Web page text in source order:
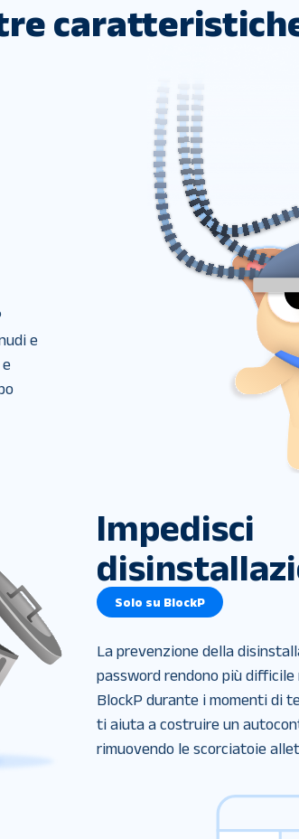
e
Impedisci
Solo su BlockP
La prevenzione della
password rendono più
BlockP durante i momenti di
ti aiuta a costruire un
rimuovendo le scorciatoie